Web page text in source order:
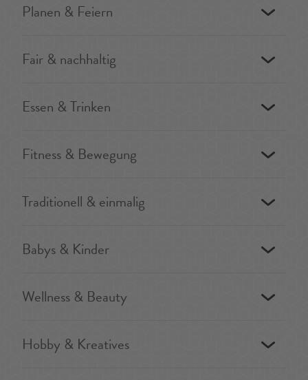
Planen & Feiern
Fair & nachhaltig
Essen & Trinken
Fitness & Bewegung
Traditionell & einmalig
Babys & Kinder
Wellness & Beauty
Hobby & Kreatives